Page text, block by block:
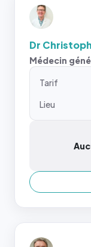
Dr
Médecin
Tarif
Lieu